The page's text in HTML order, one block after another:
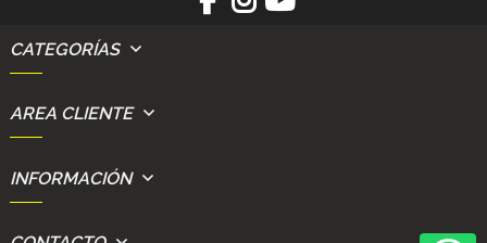
CATEGORÍAS
AREA CLIENTE
INFORMACIÓN